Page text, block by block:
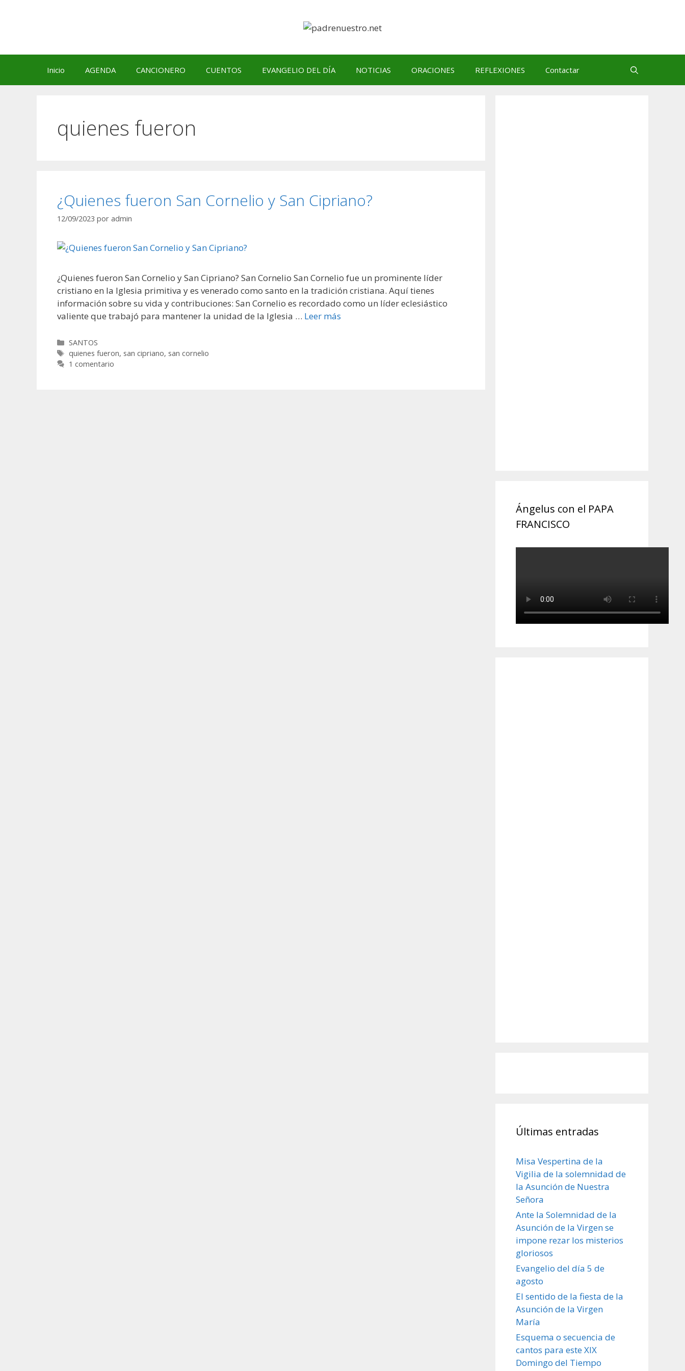
Inicio AGENDA CANCIONERO CUENTOS EVANGELIO DEL DÍA NOTICIAS ORACIONES REFLEXIONES Contactar
quienes fueron
¿Quienes fueron San Cornelio y San Cipriano?
12/09/2023 por admin
¿Quienes fueron San Cornelio y San Cipriano? San Cornelio San Cornelio fue un prominente líder
cristiano en la Iglesia primitiva y es venerado como santo en la tradición cristiana. Aquí tienes
información sobre su vida y contribuciones: San Cornelio es recordado como un líder eclesiástico
valiente que trabajó para mantener la unidad de la Iglesia … Leer más
Categorías
SANTOS
Etiquetas
quienes fueron, san cipriano, san cornelio
1 comentario
Ángelus con el PAPA
FRANCISCO
Últimas entradas
Misa Vespertina de la
Vigilia de la solemnidad de
la Asunción de Nuestra
Señora
Ante la Solemnidad de la
Asunción de la Virgen se
impone rezar los misterios
gloriosos
Evangelio del día 5 de
agosto
El sentido de la fiesta de la
Asunción de la Virgen
María
Esquema o secuencia de
cantos para este XIX
Domingo del Tiempo